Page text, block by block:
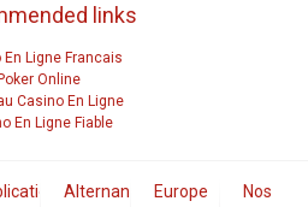
links
En Ligne Francais
Poker Online
Casino En Ligne
En Ligne Fiable
Alternance Europe
Nos